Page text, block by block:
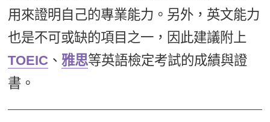
用來證明自己的專業能力。另外，英文能力
也是不可或缺的項目之一，因此建議附上
TOEIC 、雅思等英語檢定考試的成績與證
書。